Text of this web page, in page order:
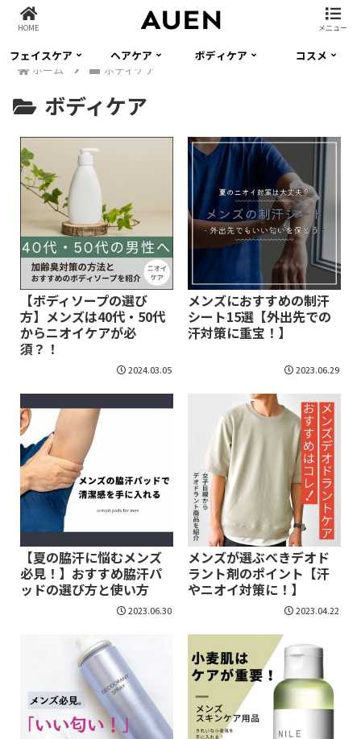
フェイスケア ヘアケア ボディケア
コスメ
ホーム
ボディケア
ボディケア
【ボディソープの選び
方】メンズは40代・50代
からニオイケアが必
須？！
2024.03.05
メンズにおすすめの制汗
シート15選【外出先での
汗対策に重宝！】
2023.06.29
【夏の脇汗に悩むメンズ
必見！】おすすめ脇汗パ
ッドの選び方と使い方
2023.06.30
メンズが選ぶべきデオド
ラント剤のポイント【汗
やニオイ対策に！】
2023.04.22
HOME メニュー